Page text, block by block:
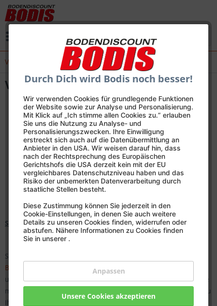
Durch Dich wird Bodis noch besser!
Wir verwenden Cookies für grundlegende Funktionen
der Website sowie zur Analyse und Personalisierung.
Mit Klick auf „Ich stimme allen Cookies zu.“ erlauben
Sie uns die Nutzung zu Analyse- und
Personalisierungszwecken. Ihre Einwilligung
erstreckt sich auch auf die Datenübermittlung an
Anbieter in den USA. Wir weisen darauf hin, dass
nach der Rechtsprechung des Europäischen
Gerichtshofs die USA derzeit kein mit der EU
vergleichbares Datenschutzniveau haben und das
Risiko der unbemerkten Datenverarbeitung durch
staatliche Stellen besteht.
Diese Zustimmung können Sie jederzeit in den
Cookie-Einstellungen, in denen Sie auch weitere
Details zu unseren Cookies finden, widerrufen oder
abstufen. Nähere Informationen zu Cookies finden
Sie in unserer .
Anpassen
Unsere Cookies akzeptieren
Versand und Zahlung
Versand und Zahlung
Selbstabholung:
Selbstverständlich können Sie die Ware bei uns in
Bottrop
Hamm
und
Wittenohne Probleme kostenlos abholen! Vereinbaren Sie
mit unseren Beratern einen Abholtermin. Bringen Sie uns dazu
Ihre Auftragsbestätigung mit und wir händigen Ihnen diese